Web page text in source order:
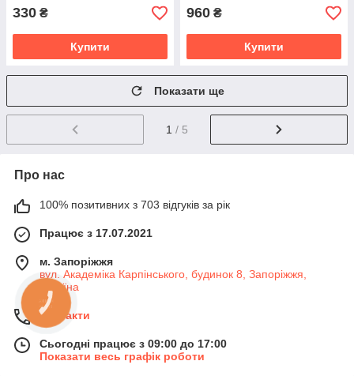
330 ₴
Купити
960 ₴
Купити
Показати ще
1 / 5
Про нас
100% позитивних з 703 відгуків за рік
Працює з 17.07.2021
м. Запоріжжя
вул. Академіка Карпінського, будинок 8, Запоріжжя,
Україна
Контакти
Сьогодні працює з 09:00 до 17:00
Показати весь графік роботи
КНОПКА
ЗВ'ЯЗКУ